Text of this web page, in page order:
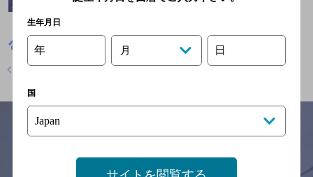
富山県 口福食彩 花華
店舗トップに戻る
生年月日
年 月 日
国